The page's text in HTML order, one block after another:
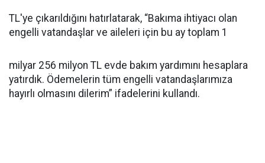
TL'ye çıkarıldığını hatırlatarak, “Bakıma ihtiyacı olan
engelli vatandaşlar ve aileleri için bu ay toplam 1
milyar 256 milyon TL evde bakım yardımını hesaplara
yatırdık. Ödemelerin tüm engelli vatandaşlarımıza
hayırlı olmasını dilerim” ifadelerini kullandı.